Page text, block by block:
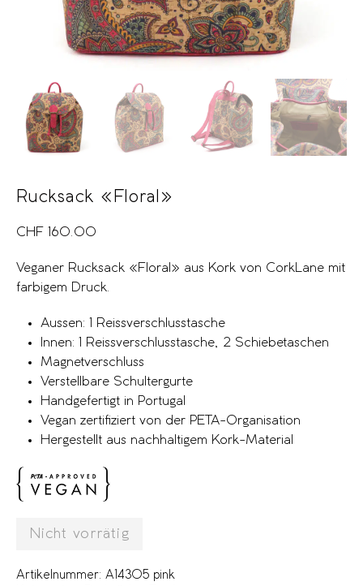
Rucksack «Floral»
CHF 160.00
Veganer Rucksack «Floral» aus Kork von CorkLane mit
farbigem Druck.
Aussen: 1 Reissverschlusstasche
Innen: 1 Reissverschlusstasche, 2 Schiebetaschen
Magnetverschluss
Verstellbare Schultergurte
Handgefertigt in Portugal
Vegan zertifiziert von der PETA-Organisation
Hergestellt aus nachhaltigem Kork-Material
Nicht vorrätig
Artikelnummer: A14305 pink